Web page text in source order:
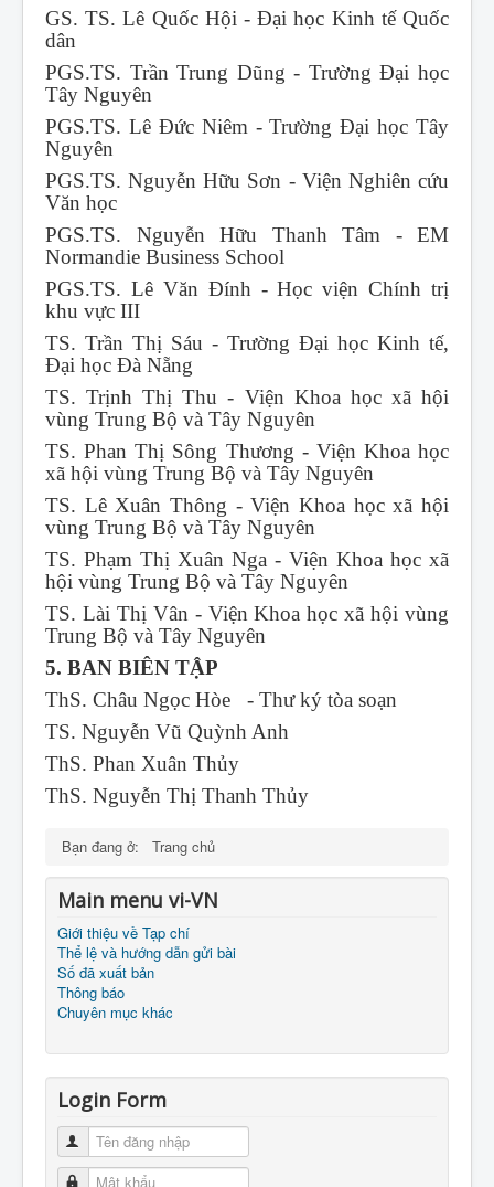
GS. TS. Lê Quốc Hội - Đại học Kinh tế Quốc
dân
PGS.TS. Trần Trung Dũng - Trường Đại học
Tây Nguyên
PGS.TS. Lê Đức Niêm - Trường Đại học Tây
Nguyên
PGS.TS. Nguyễn Hữu Sơn - Viện Nghiên cứu
Văn học
PGS.TS. Nguyễn Hữu Thanh Tâm - EM
Normandie Business School
PGS.TS. Lê Văn Đính - Học viện Chính trị
khu vực III
TS. Trần Thị Sáu - Trường Đại học Kinh tế,
Đại học Đà Nẵng
TS. Trịnh Thị Thu - Viện Khoa học xã hội
vùng Trung Bộ và Tây Nguyên
TS. Phan Thị Sông Thương - Viện Khoa học
xã hội vùng Trung Bộ và Tây Nguyên
TS. Lê Xuân Thông - Viện Khoa học xã hội
vùng Trung Bộ và Tây Nguyên
TS. Phạm Thị Xuân Nga - Viện Khoa học xã
hội vùng Trung Bộ và Tây Nguyên
TS. Lài Thị Vân - Viện Khoa học xã hội vùng
Trung Bộ và Tây Nguyên
5. BAN BIÊN TẬP
ThS. Châu Ngọc Hòe - Thư ký tòa soạn
TS. Nguyễn Vũ Quỳnh Anh
ThS. Phan Xuân Thủy
ThS. Nguyễn Thị Thanh Thủy
Bạn đang ở: Trang chủ
Main menu vi-VN
Giới thiệu về Tạp chí
Thể lệ và hướng dẫn gửi bài
Số đã xuất bản
Thông báo
Chuyên mục khác
Login Form
Tên đăng nhập
Mật khẩu